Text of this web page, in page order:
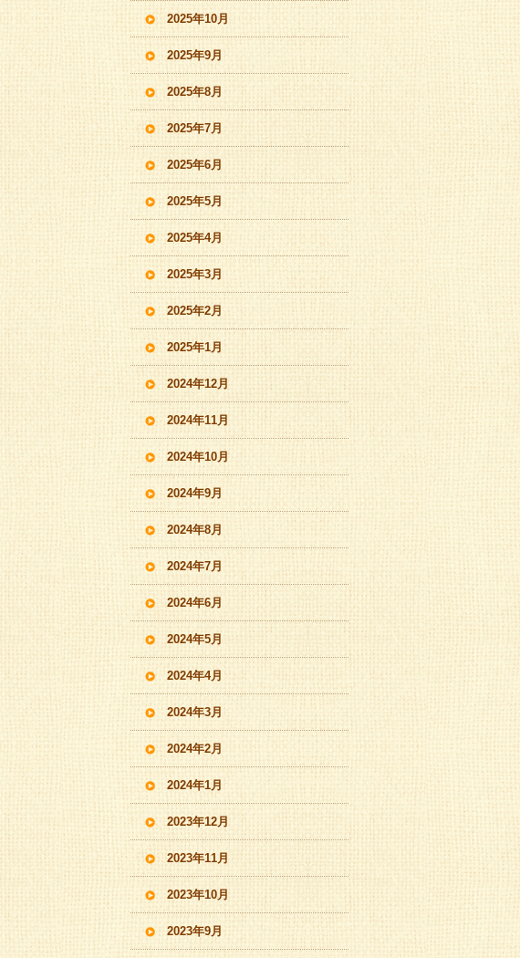
2025年10月
2025年9月
2025年8月
2025年7月
2025年6月
2025年5月
2025年4月
2025年3月
2025年2月
2025年1月
2024年12月
2024年11月
2024年10月
2024年9月
2024年8月
2024年7月
2024年6月
2024年5月
2024年4月
2024年3月
2024年2月
2024年1月
2023年12月
2023年11月
2023年10月
2023年9月